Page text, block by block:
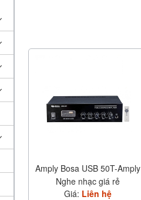
Amply Bosa USB 50T-Amply
Nghe nhạc giá rẻ
Giá: Liên hệ